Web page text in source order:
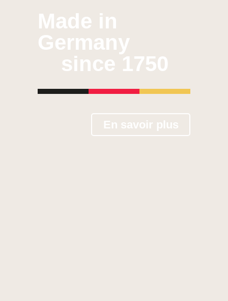
Made in
Germany
since 1750
En savoir plus